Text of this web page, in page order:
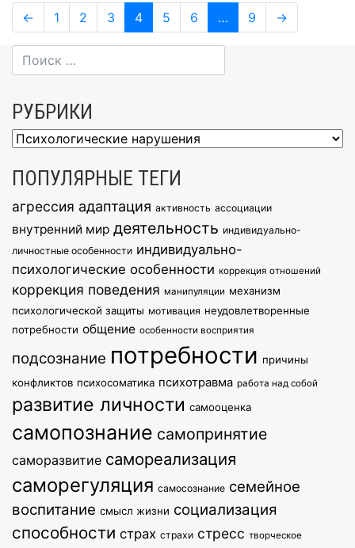
Навигация
по
записям
← Page
1 Page
2 Page
3 Page
4 Page
5 Page
6 … Page
9 →
РУБРИКИ
Рубрики
ПОПУЛЯРНЫЕ ТЕГИ
агрессия адаптация активность ассоциации
внутренний мир деятельность индивидуально-
личностные особенности индивидуально-
психологические особенности коррекция отношений
коррекция поведения манипуляции механизм
психологической защиты мотивация неудовлетворенные
потребности общение особенности восприятия
подсознание потребности причины
конфликтов психосоматика психотравма работа над собой
развитие личности самооценка
самопознание самопринятие
саморазвитие самореализация
саморегуляция самосознание семейное
воспитание смысл жизни социализация
способности страх страхи стресс творческое